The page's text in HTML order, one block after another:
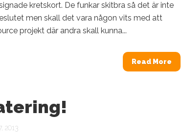
kretskort. De funkar skitbra så det är inte
men skall det vara någon vits med att
projekt där andra skall kunna...
Read More
2013